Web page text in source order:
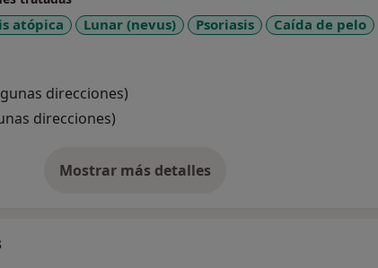
atópica Lunar (nevus) Psoriasis Caída de pelo
direcciones)
direcciones)
Mostrar más detalles
sobre la experiencia